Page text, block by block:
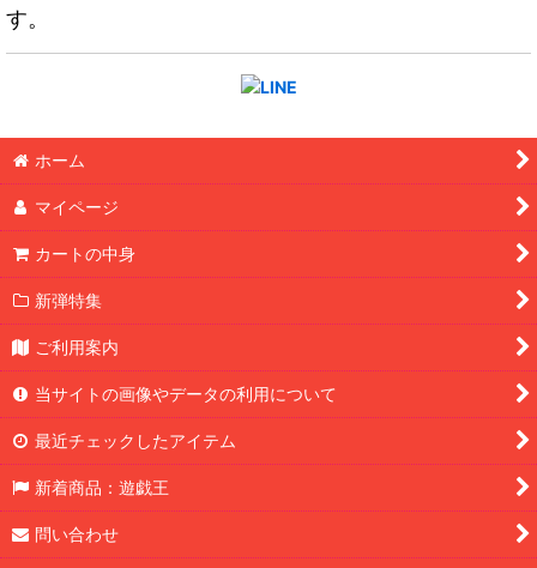
す。
ホーム
マイページ
カートの中身
新弾特集
ご利用案内
当サイトの画像やデータの利用について
最近チェックしたアイテム
新着商品：遊戯王
問い合わせ